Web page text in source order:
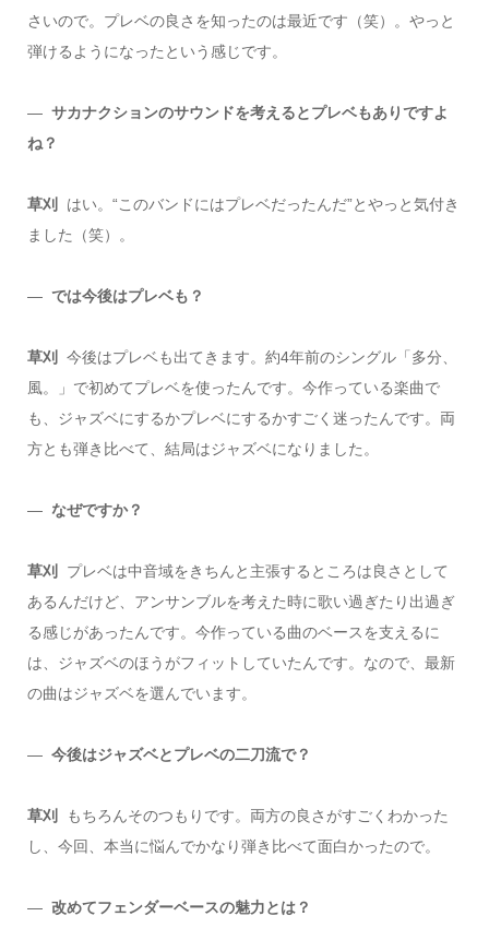
さいので。プレベの良さを知ったのは最近です（笑）。やっと
弾けるようになったという感じです。
― サカナクションのサウンドを考えるとプレベもありですよ
ね？
草刈 はい。“このバンドにはプレベだったんだ”とやっと気付き
ました（笑）。
― では今後はプレベも？
草刈 今後はプレベも出てきます。約4年前のシングル「多分、
風。」で初めてプレベを使ったんです。今作っている楽曲で
も、ジャズベにするかプレベにするかすごく迷ったんです。両
方とも弾き比べて、結局はジャズベになりました。
― なぜですか？
草刈 プレベは中音域をきちんと主張するところは良さとして
あるんだけど、アンサンブルを考えた時に歌い過ぎたり出過ぎ
る感じがあったんです。今作っている曲のベースを支えるに
は、ジャズベのほうがフィットしていたんです。なので、最新
の曲はジャズベを選んでいます。
― 今後はジャズベとプレベの二刀流で？
草刈
もちろんそのつもりです。両方の良さがすごくわかった
し、今回、本当に悩んでかなり弾き比べて面白かったので。
― 改めてフェンダーベースの魅力とは？